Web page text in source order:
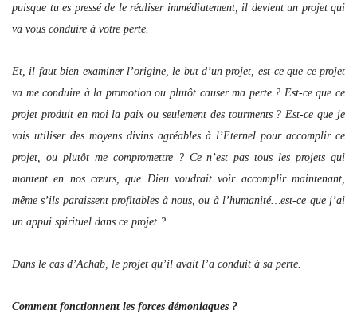
puisque tu es pressé de le réaliser immédiatement, il devient un projet qui
va vous conduire à votre perte.
Et, il faut bien examiner l’origine, le but d’un projet, est-ce que ce projet
va me conduire à la promotion ou plutôt causer ma perte ? Est-ce que ce
projet produit en moi la paix ou seulement des tourments ? Est-ce que je
vais utiliser des moyens divins agréables à l’Eternel pour accomplir ce
projet, ou plutôt me compromettre ? Ce n’est pas tous les projets qui
montent en nos cœurs, que Dieu voudrait voir accomplir maintenant,
même s’ils paraissent profitables à nous, ou à l’humanité…est-ce que j’ai
un appui spirituel dans ce projet ?
Dans le cas d’Achab, le projet qu’il avait l’a conduit à sa perte.
Comment fonctionnent les forces démoniaques ?